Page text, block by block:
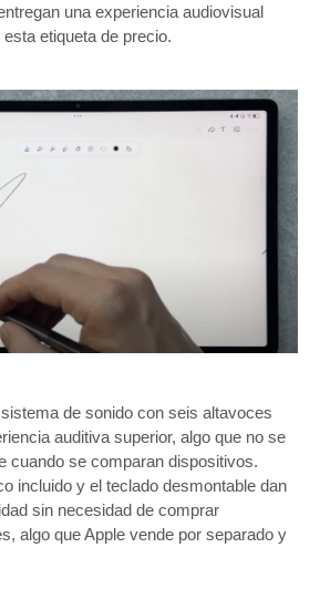
una experiencia audiovisual
etiqueta de precio.
de sonido con seis altavoces
auditiva superior, algo que no se
cuando se comparan dispositivos.
incluido y el teclado desmontable dan
sin necesidad de comprar
algo que Apple vende por separado y